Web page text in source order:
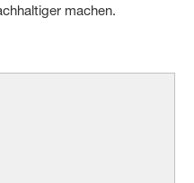
machen.